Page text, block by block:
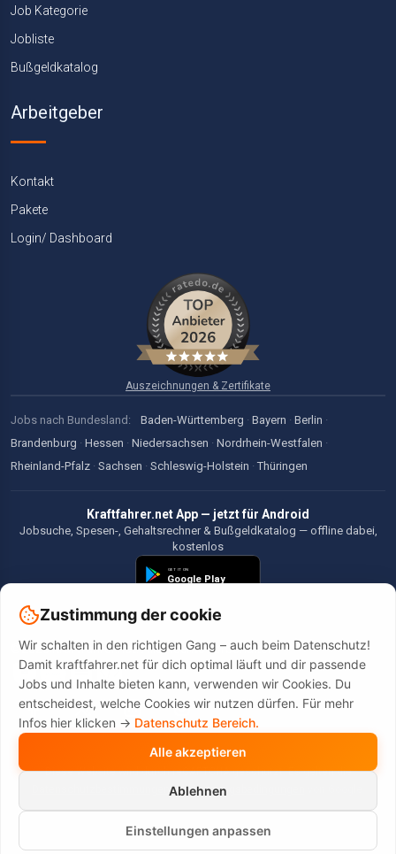
Job Kategorie
Jobliste
Bußgeldkatalog
Arbeitgeber
Kontakt
Pakete
Login/ Dashboard
Auszeichnungen & Zertifikate
Jobs nach Bundesland: Baden-Württemberg · Bayern · Berlin ·
Brandenburg · Hessen · Niedersachsen · Nordrhein-Westfalen ·
Rheinland-Pfalz · Sachsen · Schleswig-Holstein · Thüringen
Kraftfahrer.net App — jetzt für Android
Jobsuche, Spesen-, Gehaltsrechner & Bußgeldkatalog — offline dabei,
kostenlos
©2026 Kraftfahrer.net. Alle Rechte vorbehalten.
Diese Website wird durch reCAPTCHA geschützt. Es gelten die
undNutzungsbedingungen
Zustimmung der cookie
Wir schalten in den richtigen Gang – auch beim Datenschutz!
Damit kraftfahrer.net für dich optimal läuft und dir passende
Jobs und Inhalte bieten kann, verwenden wir Cookies. Du
entscheidest, welche Cookies wir nutzen dürfen. Für mehr
Infos hier klicken -> Datenschutz Bereich.
Alle akzeptieren
Ablehnen
Einstellungen anpassen